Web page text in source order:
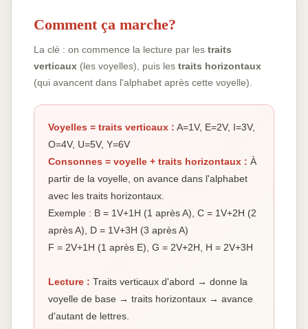
Comment ça marche?
La clé : on commence la lecture par les traits
verticaux (les voyelles), puis les traits horizontaux
(qui avancent dans l'alphabet après cette voyelle).
Voyelles = traits verticaux : A=1V, E=2V, I=3V,
O=4V, U=5V, Y=6V
Consonnes = voyelle + traits horizontaux : À
partir de la voyelle, on avance dans l'alphabet
avec les traits horizontaux.
Exemple : B = 1V+1H (1 après A), C = 1V+2H (2
après A), D = 1V+3H (3 après A)
F = 2V+1H (1 après E), G = 2V+2H, H = 2V+3H
Lecture : Traits verticaux d'abord → donne la
voyelle de base → traits horizontaux → avance
d'autant de lettres.